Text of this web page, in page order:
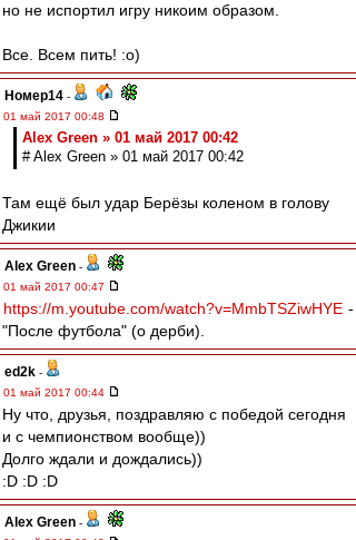
но не испортил игру никоим образом.
Все. Всем пить! :о)
Номер14 -
01 май 2017 00:48
Alex Green » 01 май 2017 00:42
# Alex Green » 01 май 2017 00:42
Там ещё был удар Берёзы коленом в голову
Джикии
Alex Green -
01 май 2017 00:47
https://m.youtube.com/watch?v=MmbTSZiwHYE -
"После футбола" (о дерби).
ed2k -
01 май 2017 00:44
Ну что, друзья, поздравляю с победой сегодня
и с чемпионством вообще))
Долго ждали и дождались))
:D :D :D
Alex Green -